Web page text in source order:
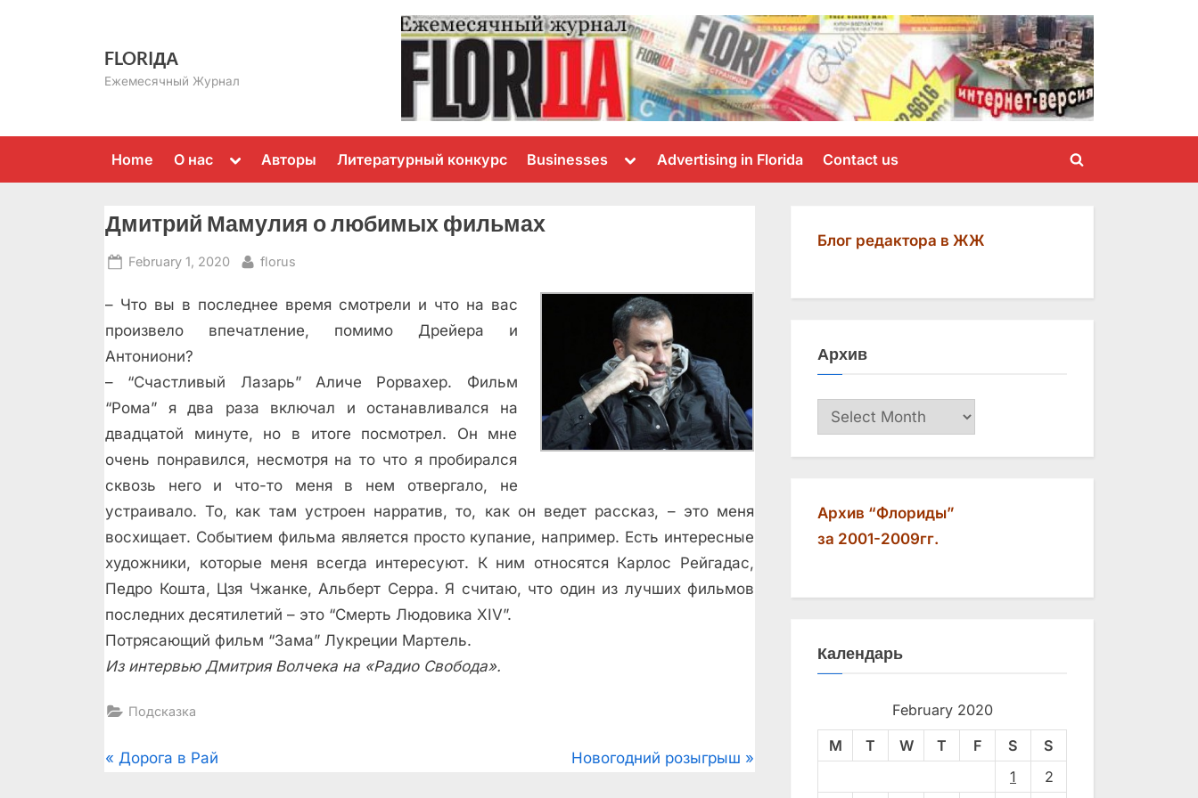
FLORIДА
Ежемесячный Журнал
Home О нас
Toggle
menu
Авторы Литературный конкурс Businesses
Toggle
menu
Advertising in Florida Contact us
Toggle
Дмитрий Мамулия о любимых фильмах
Posted
February 1, 2020 By
florus
– Что вы в последнее время смотрели и что на вас
произвело впечатление, помимо Дрейера и
Антониони?
– “Счастливый Лазарь” Аличе Рорвахер. Фильм
“Рома” я два раза включал и останавливался на
двадцатой минуте, но в итоге посмотрел. Он мне
очень понравился, несмотря на то что я пробирался
сквозь него и что-то меня в нем отвергало, не
устраивало. То, как там устроен нарратив, то, как он ведет рассказ, – это меня
восхищает. Событием фильма является просто купание, например. Есть интересные
художники, которые меня всегда интересуют. К ним относятся Карлос Рейгадас,
Педро Кошта, Цзя Чжанке, Альберт Серра. Я считаю, что один из лучших фильмов
последних десятилетий – это “Смерть Людовика XIV”.
Потрясающий фильм “Зама” Лукреции Мартель.
Из интервью Дмитрия Волчека на «Радио Свобода».
Подсказка
Post
P
Дорога в Рай
N
Новогодний розыгрыш
Блог редактора в ЖЖ
Архив
Архив
Архив “Флориды”
за 2001-2009гг.
Календарь
February 2020
M T W T F S
S
1
2